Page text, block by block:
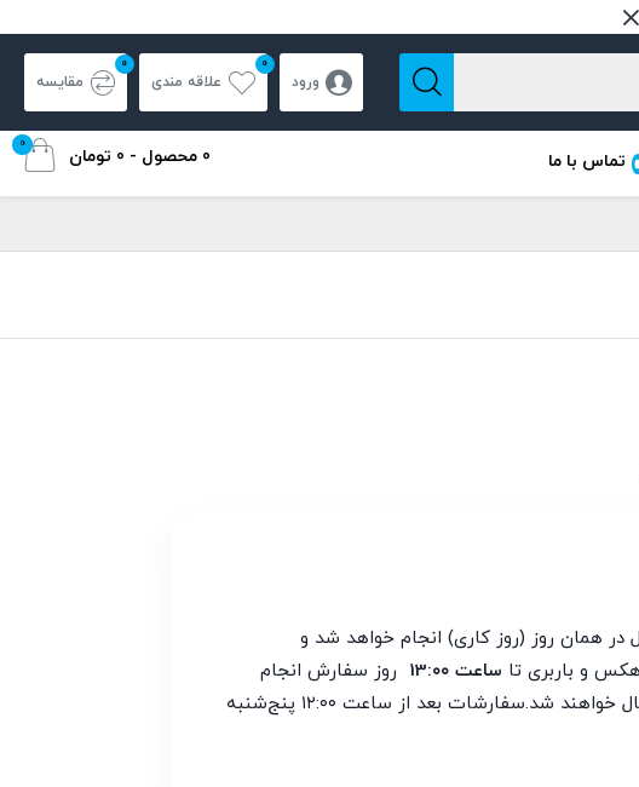
ورود علاقه مندی
0
مقایسه
0
تماس با ما 0 محصول - 0 تومان
0
در همان روز (روز کاری) انجام خواهد شد و
ساعت 13:۰۰
روز سفارش انجام
شود، ارسال در همان روز (روز کاری) ارسال خواهد شد و سفارشات بعد از ساعت 13:00 در روز بعد ارسال خواهند شد.سفارشات بعد از ساعت ۱۲:۰۰ پنج‌شنبه